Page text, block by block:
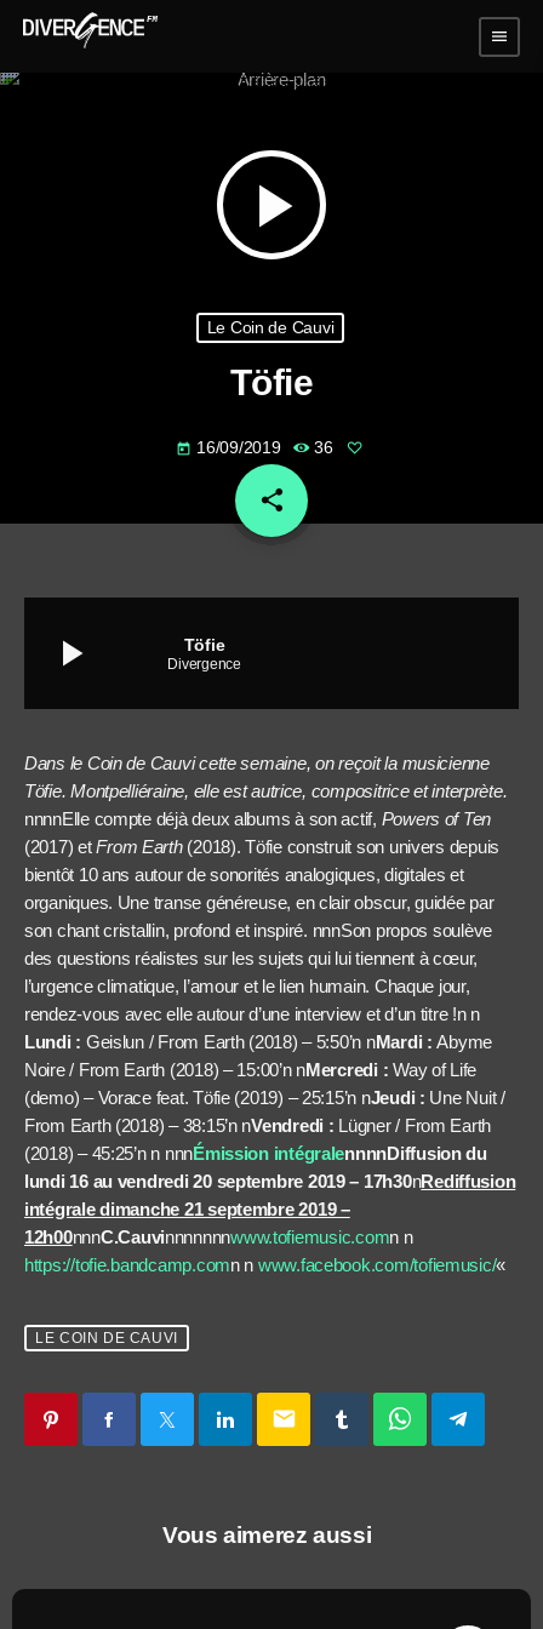
menu
play_arrow
Le Coin de Cauvi
Töfie
today 16/09/2019 36
share
email
play_arrow Töfie
Divergence
Dans le Coin de Cauvi cette semaine, on reçoit la musicienne
Töfie. Montpelliéraine, elle est autrice, compositrice et interprète.
nnnnElle compte déjà deux albums à son actif, Powers of Ten
(2017) etFrom Earth(2018). Töfie construit son univers depuis
bientôt 10 ans autour de sonorités analogiques, digitales et
organiques. Une transe généreuse, en clair obscur, guidée par
son chant cristallin, profond et inspiré. nnnSon propos soulève
des questions réalistes sur les sujets qui lui tiennent à cœur,
l’urgence climatique, l’amour et le lien humain. Chaque jour,
rendez-vous avec elle autour d’une interview et d’un titre !n n
Lundi : Geislun / From Earth (2018) – 5:50’n nMardi :Abyme
Noire / From Earth (2018) – 15:00’n nMercredi :Way of Life
(demo) – Vorace feat. Töfie (2019) – 25:15’n nJeudi : Une Nuit /
From Earth (2018) – 38:15’n nVendredi : Lügner / From Earth
(2018) – 45:25’n n nnnÉmission intégralennnnDiffusion du
lundi 16 au vendredi 20 septembre 2019 – 17h30nRediffusion
intégrale dimanche 21 septembre 2019 –
12h00nnnC.Cauvinnnnnnnwww.tofiemusic.comn n
https://tofie.bandcamp.comn n www.facebook.com/tofiemusic/«
LE COIN DE CAUVI
email
Vous aimerez aussi